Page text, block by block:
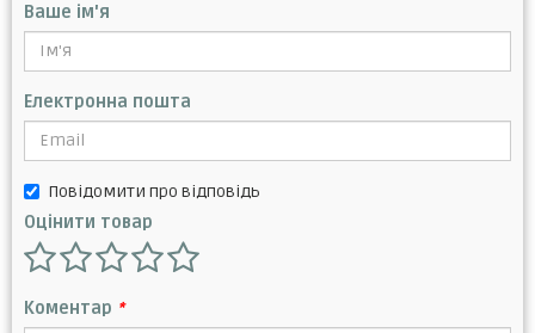
Ваше ім'я
Електронна пошта
Повідомити про відповідь
Оцінити товар
Коментар *